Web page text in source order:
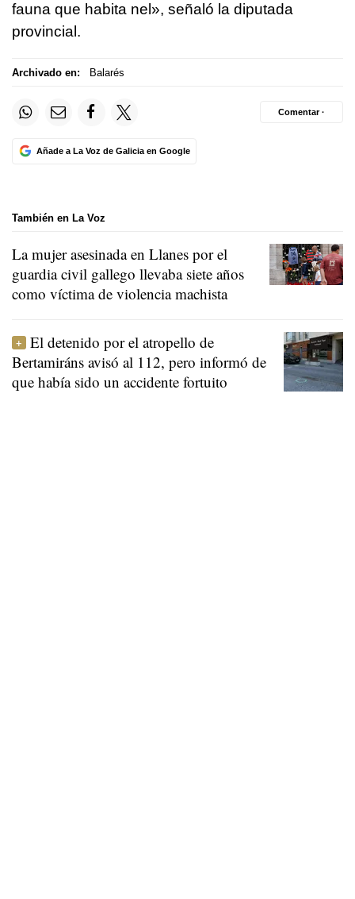
fauna que habita nel», señaló la diputada
provincial.
Archivado en: Balarés
Añade a La Voz de Galicia en Google
Comentar ·
También en La Voz
La mujer asesinada en Llanes por el
guardia civil gallego llevaba siete años
como víctima de violencia machista
El detenido por el atropello de
Bertamiráns avisó al 112, pero informó de
que había sido un accidente fortuito